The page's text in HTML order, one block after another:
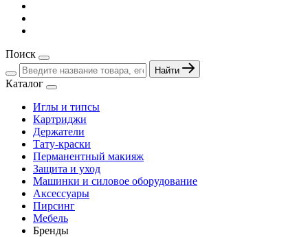
Поиск
Найти
Каталог
Иглы и типсы
Картриджи
Держатели
Тату-краски
Перманентный макияж
Защита и уход
Машинки и силовое оборудование
Аксессуары
Пирсинг
Мебель
Бренды